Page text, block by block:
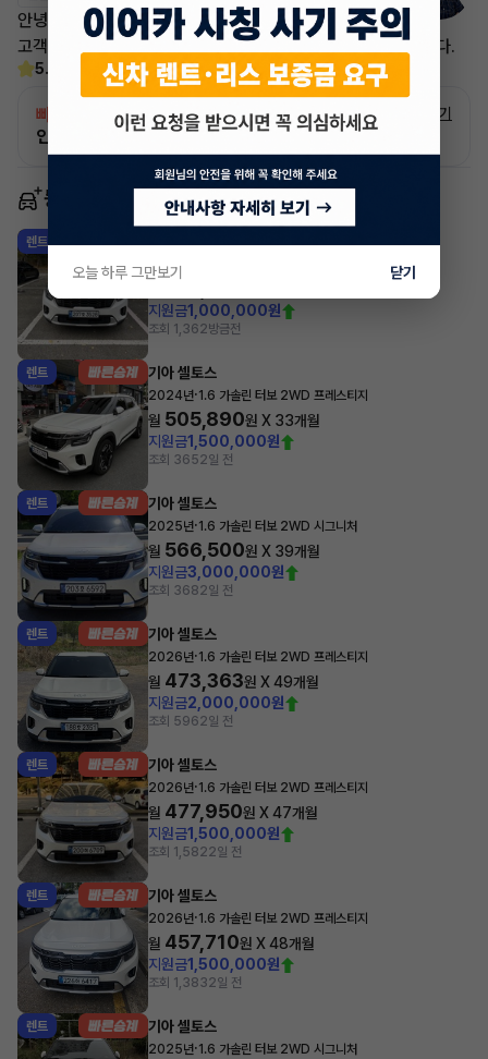
안녕하세요. 이어카 김기현 매니저 입니다.
고객님의 소중한 차량 승계자분께 이어드리도록 노력하겠습니다.
5.0
빠른승계
서비스
인증 차량으로 승계하는 이유?
자세히 보기
동일 차종 이어카
렌트 기아 셀토스
2026년
지원금1,000,000원
조회 1,362방금전
렌트 기아 셀토스
2024년·1.6 가솔린 터보 2WD 프레스티지
월 505,890원 X 33개월
지원금1,500,000원
조회 3652일 전
렌트 기아 셀토스
2025년·1.6 가솔린 터보 2WD 시그니처
월 566,500원 X 39개월
지원금3,000,000원
조회 3682일 전
렌트 기아 셀토스
2026년·1.6 가솔린 터보 2WD 프레스티지
월 473,363원 X49개월
지원금2,000,000원
조회 5962일 전
렌트 기아 셀토스
2026년·1.6 가솔린 터보 2WD 프레스티지
월 477,950원 X47개월
지원금1,500,000원
조회 1,5822일 전
렌트 기아 셀토스
2026년·1.6 가솔린 터보 2WD 프레스티지
월 457,710원 X48개월
지원금1,500,000원
조회 1,3832일 전
렌트 기아 셀토스
2025년·1.6 가솔린 터보 2WD 시그니처
오늘 하루 그만보기 닫기